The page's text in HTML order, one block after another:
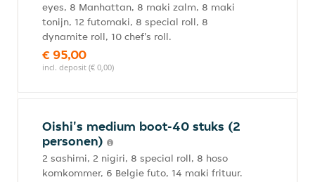
eyes, 8 Manhattan, 8 maki zalm, 8 maki
tonijn, 12 futomaki, 8 special roll, 8
dynamite roll, 10 chef's roll.
€ 95,00
incl. deposit (€ 0,00)
Oishi's medium boot-40 stuks (2
personen)
2 sashimi, 2 nigiri, 8 special roll, 8 hoso
komkommer, 6 Belgie futo, 14 maki frituur.